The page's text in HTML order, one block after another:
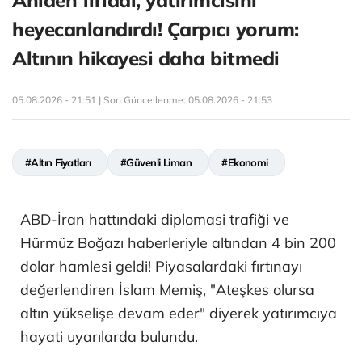
heyecanlandırdı! Çarpıcı yorum:
Altının hikayesi daha bitmedi
05.08.2026 - 21:51 | Son Güncellenme: 05.08.2026 - 21:53
#Altın Fiyatları #Güvenli Liman #Ekonomi
ABD-İran hattındaki diplomasi trafiği ve
Hürmüz Boğazı haberleriyle altından 4 bin 200
dolar hamlesi geldi! Piyasalardaki fırtınayı
değerlendiren İslam Memiş, "Ateşkes olursa
altın yükselişe devam eder" diyerek yatırımcıya
hayati uyarılarda bulundu.